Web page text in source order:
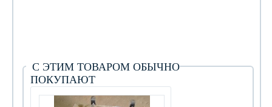
С ЭТИМ ТОВАРОМ ОБЫЧНО
ПОКУПАЮТ